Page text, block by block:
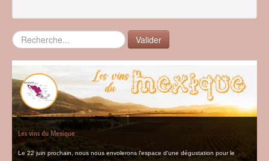
Rechercher Valider
Les vins du Mexique
Le 22 juin prochain, nous nous envolerons l'espace d'une dégustation pour le